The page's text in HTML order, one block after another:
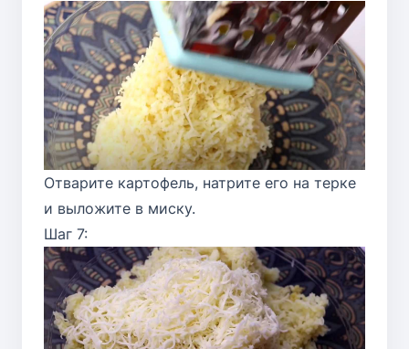
Отварите картофель, натрите его на терке
и выложите в миску.
Шаг 7: